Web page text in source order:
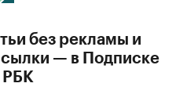
без рекламы и
— в Подписке
РБК